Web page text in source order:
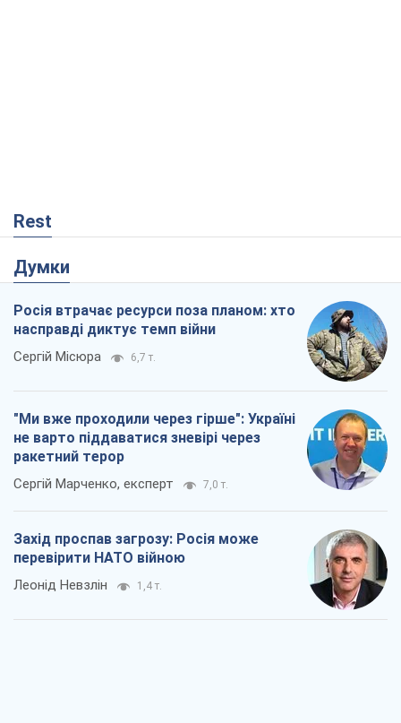
Rest
Думки
Росія втрачає ресурси поза планом: хто
насправді диктує темп війни
Сергій Місюра 6,7 т.
"Ми вже проходили через гірше": Україні
не варто піддаватися зневірі через
ракетний терор
Сергій Марченко, експерт 7,0 т.
Захід проспав загрозу: Росія може
перевірити НАТО війною
Леонід Невзлін 1,4 т.